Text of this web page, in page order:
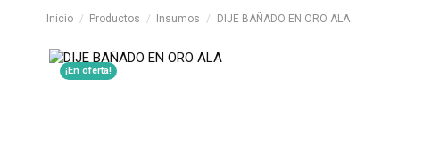
Inicio Productos Insumos DIJE BAÑADO EN ORO ALA
¡En oferta!